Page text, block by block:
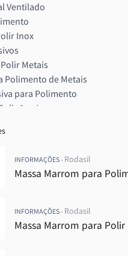
Ventilado
Inox
Metais
Polimento de Metais
para Polimento
Aço Inox
Polir Inox
para Polimento
de Metais
para Polir
para Polimento
INFORMAÇÕES - Rodasil
Massa Marrom para
INFORMAÇÕES - Rodasil
Massa Marrom para Polir